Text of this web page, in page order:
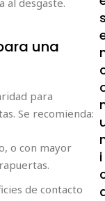
una
para
Se recomienda:
o con mayor
de contacto
i